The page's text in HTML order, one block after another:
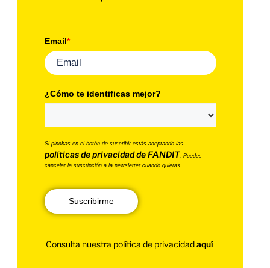
Email*
¿Cómo te identificas mejor?
Si pinchas en el botón de suscribir estás aceptando las
políticas de privacidad de FANDIT. Puedes
cancelar la suscripción a la newsletter cuando quieras.
Suscribirme
Consulta nuestra política de privacidadaquí